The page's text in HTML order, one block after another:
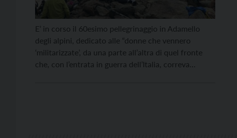
E’ in corso il 60esimo pellegrinaggio in Adamello
degli alpini, dedicato alle “donne che vennero
‘militarizzate’, da una parte all’altra di quel fronte
che, con l’entrata in guerra dell’Italia, correva